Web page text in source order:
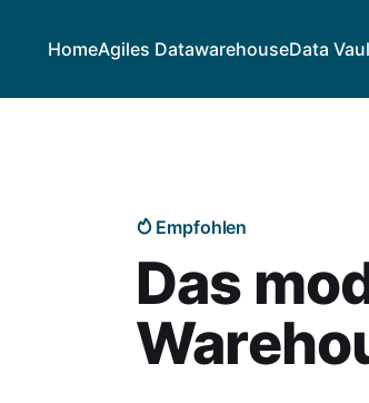
HomeAgiles DatawarehouseData
Empfohlen
Das